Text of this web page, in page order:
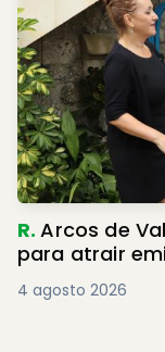
R.Arcos de
para atrair
4 agosto 2026